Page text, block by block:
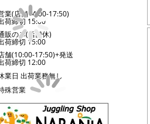
業(店舗14:00-17:50)
荷締切 15:00
販のみ(店舗休)
荷締切 15:00
舗(10:00-17:50)+発送
荷締切 12:00
業日 出荷業務無し
殊営業